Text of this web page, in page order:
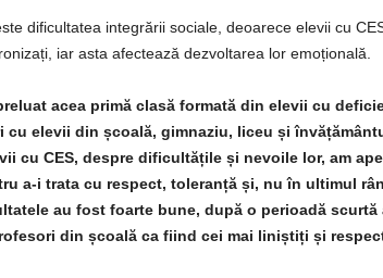
dificultatea integrării sociale, deoarece elevii cu
iar asta afectează dezvoltarea lor emoțională.
acea primă clasă formată din elevii cu
cu elevii din școală, gimnaziu, liceu și
cu CES, despre dificultățile și nevoile lor, am
a-i trata cu respect, toleranță și, nu în ultimul
au fost foarte bune, după o perioadă
din școală ca fiind cei mai liniștiți și